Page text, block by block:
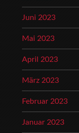
Juni 2023
Mai 2023
April 2023
März 2023
Februar 2023
Januar 2023